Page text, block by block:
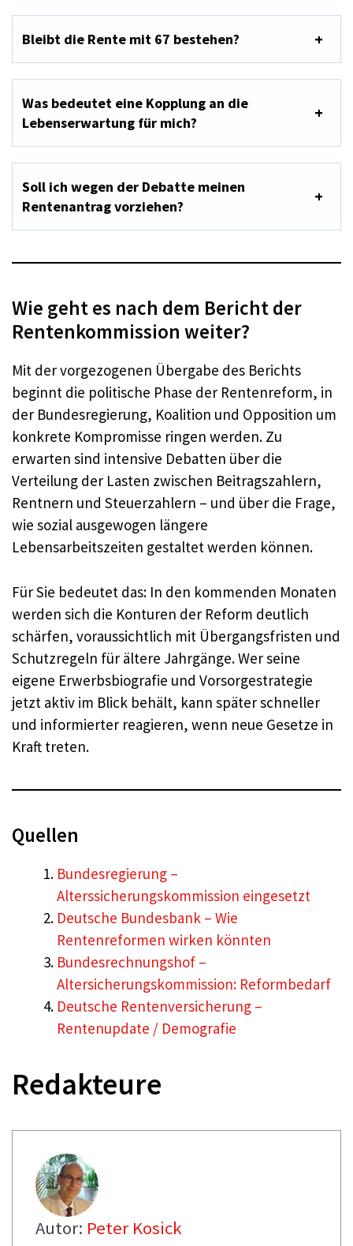
Bleibt die Rente mit 67 bestehen?
Was bedeutet eine Kopplung an die
Lebenserwartung für mich?
Soll ich wegen der Debatte meinen
Rentenantrag vorziehen?
Wie geht es nach dem Bericht der
Rentenkommission weiter?
Mit der vorgezogenen Übergabe des Berichts
beginnt die politische Phase der Rentenreform, in
der Bundesregierung, Koalition und Opposition um
konkrete Kompromisse ringen werden. Zu
erwarten sind intensive Debatten über die
Verteilung der Lasten zwischen Beitragszahlern,
Rentnern und Steuerzahlern – und über die Frage,
wie sozial ausgewogen längere
Lebensarbeitszeiten gestaltet werden können.
Für Sie bedeutet das: In den kommenden Monaten
werden sich die Konturen der Reform deutlich
schärfen, voraussichtlich mit Übergangsfristen und
Schutzregeln für ältere Jahrgänge. Wer seine
eigene Erwerbsbiografie und Vorsorgestrategie
jetzt aktiv im Blick behält, kann später schneller
und informierter reagieren, wenn neue Gesetze in
Kraft treten.
Quellen
Bundesregierung –
Alterssicherungskommission eingesetzt
Deutsche Bundesbank – Wie
Rentenreformen wirken könnten
Bundesrechnungshof –
Altersicherungskommission: Reformbedarf
Deutsche Rentenversicherung –
Rentenupdate / Demografie
Redakteure
Autor: Peter Kosick